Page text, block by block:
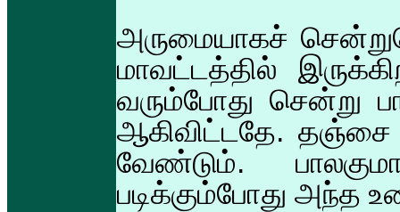
அருமையாகச்
மாவட்டத்தில்
வரும்போது சென்று
ஆகிவிட்டதே.
வேண்டும்.
படிக்கும்போது அந்த